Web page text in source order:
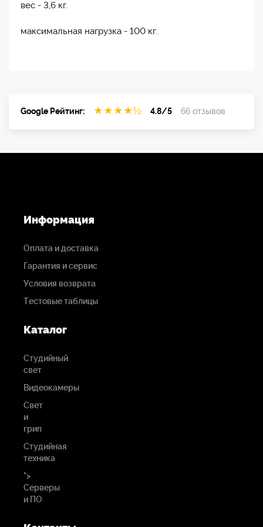
вес - 3,6 кг.
максимальная нагрузка - 100 кг.
Google Рейтинг: ★ ★ ★ ★½ 4.8/5 66 отзывов
Информация
Оплата и доставка
Гарантия и сервис
Условия возврата
Тестовые таблицы
Каталог
Студийный
свет
Видеокамеры
Свет
и
грип
Студийная
техника
">
Серверы
и ПО